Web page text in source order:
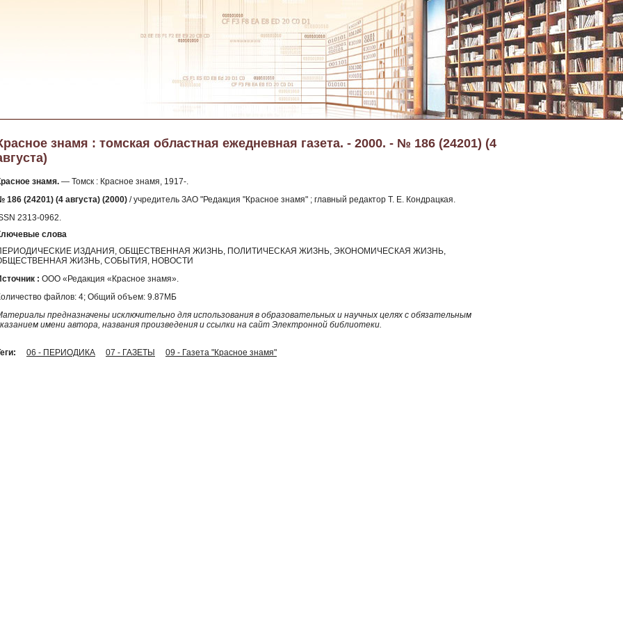
знамя : томская областная ежедневная газета. - 2000. - № 186 (24201) (4
знамя. — Томск : Красное знамя, 1917-.
186 (24201) (4 августа) (2000) / учредитель ЗАО "Редакция "Красное знамя" ; главный редактор Т. Е. Кондрацкая.
2313-0962.
слова
ИЗДАНИЯ, ОБЩЕСТВЕННАЯ ЖИЗНЬ, ПОЛИТИЧЕСКАЯ ЖИЗНЬ, ЭКОНОМИЧЕСКАЯ ЖИЗНЬ,
ЖИЗНЬ, СОБЫТИЯ, НОВОСТИ
: ООО «Редакция «Красное знамя».
файлов: 4; Общий объем: 9.87МБ
предназначены исключительно для использования в образовательных и научных целях с обязательным
имени автора, названия произведения и ссылки на сайт Электронной библиотеки.
06 - ПЕРИОДИКА 07 - ГАЗЕТЫ 09 - Газета "Красное знамя"